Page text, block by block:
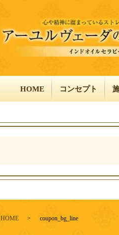
HOME コンセプト
HOME coupon_bg_line